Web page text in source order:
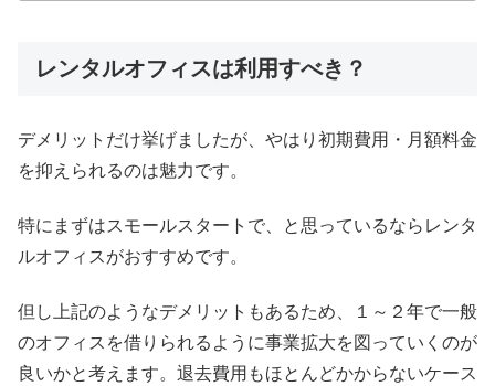
レンタルオフィスは利用すべき？
デメリットだけ挙げましたが、やはり初期費用・月額料金
を抑えられるのは魅力です。
特にまずはスモールスタートで、と思っているならレンタ
ルオフィスがおすすめです。
但し上記のようなデメリットもあるため、１～２年で一般
のオフィスを借りられるように事業拡大を図っていくのが
良いかと考えます。退去費用もほとんどかからないケース